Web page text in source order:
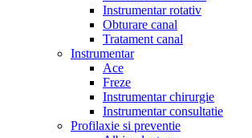
Instrumentar rotativ
Obturare canal
Tratament canal
Instrumentar
Ace
Freze
Instrumentar chirurgie
Instrumentar consultatie
Profilaxie si preventie